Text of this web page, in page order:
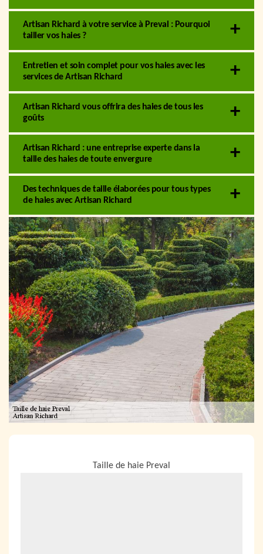
Artisan Richard à votre service à Preval : Pourquoi
tailler vos haies ?
Entretien et soin complet pour vos haies avec les
services de Artisan Richard
Artisan Richard vous offrira des haies de tous les
goûts
Artisan Richard : une entreprise experte dans la
taille des haies de toute envergure
Des techniques de taille élaborées pour tous types
de haies avec Artisan Richard
Taille de haie Preval